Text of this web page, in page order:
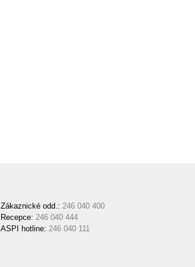
Zákaznické odd.: 246 040 400
Recepce: 246 040 444
ASPI hotline: 246 040 111